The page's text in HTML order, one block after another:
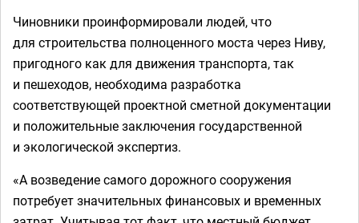
Чиновники проинформировали людей, что
для строительства полноценного моста через Ниву,
пригодного как для движения транспорта, так
и пешеходов, необходима разработка
соответствующей проектной сметной документации
и положительные заключения государственной
и экологической экспертиз.
«А возведение самого дорожного сооружения
потребует значительных финансовых и временных